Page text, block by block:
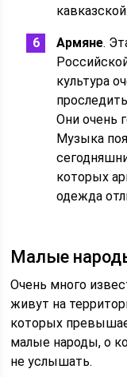
Армяне.
культура
Они очень
Музыка
которых
одежда
Малые
Очень много
живут на
которых
малые народы, о
не услышать.